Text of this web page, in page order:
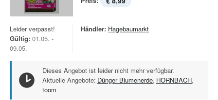
Leider verpasst!
Gültig: 01.05. -
09.05.
Händler: Hagebaumarkt
Dieses Angebot ist leider nicht mehr verfügbar.
Aktuelle Angebote: Dünger Blumenerde, HORNBACH,
toom